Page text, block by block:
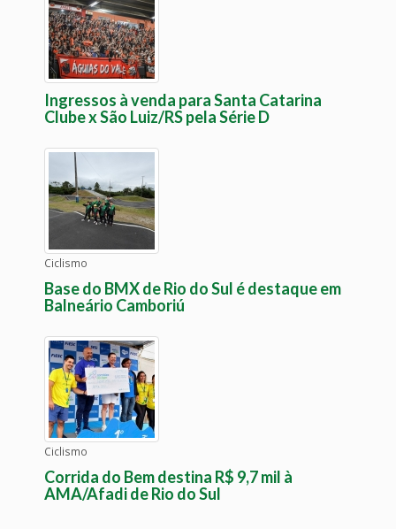
Ingressos à venda para Santa Catarina
Clube x São Luiz/RS pela Série D
Ciclismo
Base do BMX de Rio do Sul é destaque em
Balneário Camboriú
Ciclismo
Corrida do Bem destina R$ 9,7 mil à
AMA/Afadi de Rio do Sul